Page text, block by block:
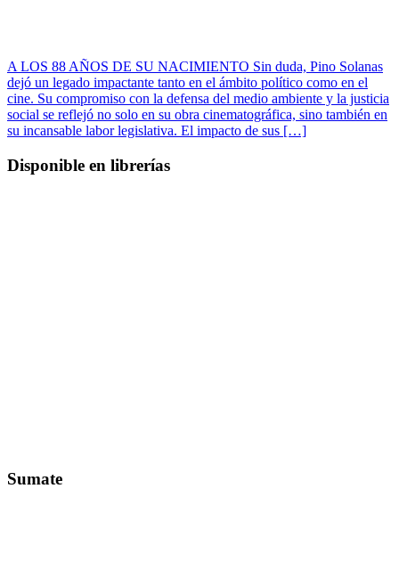
A LOS 88 AÑOS DE SU NACIMIENTO Sin duda, Pino Solanas
dejó un legado impactante tanto en el ámbito político como en el
cine. Su compromiso con la defensa del medio ambiente y la justicia
social se reflejó no solo en su obra cinematográfica, sino también en
su incansable labor legislativa. El impacto de sus […]
Disponible en librerías
Sumate